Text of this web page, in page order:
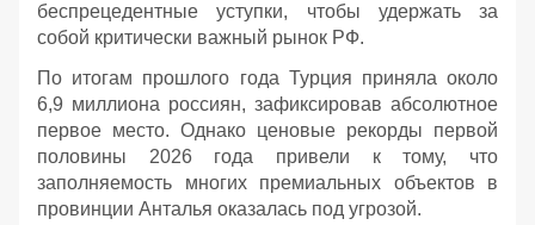
беспрецедентные уступки, чтобы удержать за
собой критически важный рынок РФ.
По итогам прошлого года Турция приняла около
6,9 миллиона россиян, зафиксировав абсолютное
первое место. Однако ценовые рекорды первой
половины 2026 года привели к тому, что
заполняемость многих премиальных объектов в
провинции Анталья оказалась под угрозой.